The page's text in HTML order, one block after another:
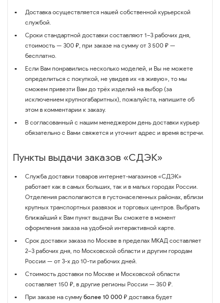
Доставка осуществляется нашей собственной курьерской
службой.
Сроки стандартной доставки составляют 1–3 рабочих дня,
стоимость — 300 ₽, при заказе на сумму от 3 500 ₽ —
бесплатно.
Если Вам понравились несколько моделей, и Вы не можете
определиться с покупкой, не увидев их «в живую», то мы
сможем привезти Вам до трёх изделий на выбор (за
исключением крупногабаритных), пожалуйста, напишите об
этом в комментарии к заказу.
В согласованный с нашим менеджером день доставки курьер
обязательно с Вами свяжется и уточнит адрес и время встречи.
Пункты выдачи заказов «СДЭК»
Служба доставки товаров интернет-магазинов «СДЭК»
работает как в самых больших, так и в малых городах России.
Отделения располагаются в густонаселенных районах, вблизи
крупных транспортных развязок и торговых центров. Выбрать
ближайший к Вам пункт выдачи Вы сможете в момент
оформления заказа на удобной интерактивной карте.
Срок доставки заказа по Москве в пределах МКАД составляет
2–3 рабочих дня, по Московской области и другим городам
России — от 3-х до 10-ти рабочих дней.
Стоимость доставки по Москве и Московской области
составляет 150 ₽, в другие регионы России — 350 ₽.
При заказе на сумму более 10 000 ₽ доставка будет